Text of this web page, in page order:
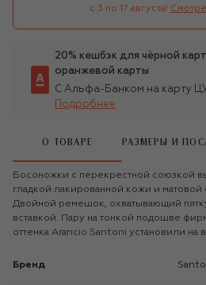
с 3 по 17 августа!
20% кешбэк для чёрной
оранжевой карты
С Альфа-Банком на карту
Подробнее
О ТОВАРЕ РАЗМЕРЫ И
Босоножки с перекрестной союзкой
гладкой лакированной кожи и
Двойной ремешок, охватывающий
вставкой. Пару на тонкой подошве
оттенка Arancio Santoni установили на
Бренд